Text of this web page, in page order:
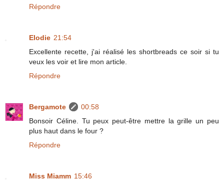
Répondre
Elodie 21:54
Excellente recette, j'ai réalisé les shortbreads ce soir si tu
veux les voir et lire mon article.
Répondre
Bergamote
00:58
Bonsoir Céline. Tu peux peut-être mettre la grille un peu
plus haut dans le four ?
Répondre
Miss Miamm 15:46